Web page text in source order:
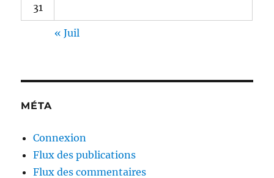
31
« Juil
MÉTA
Connexion
Flux des publications
Flux des commentaires